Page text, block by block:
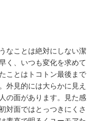
なことは絶対にしない潔
く、いつも変化を求めて
ことはトコトン最後まで
外見的には大らかに見え
の面があります。見た感
対面ではとっつきにくさ